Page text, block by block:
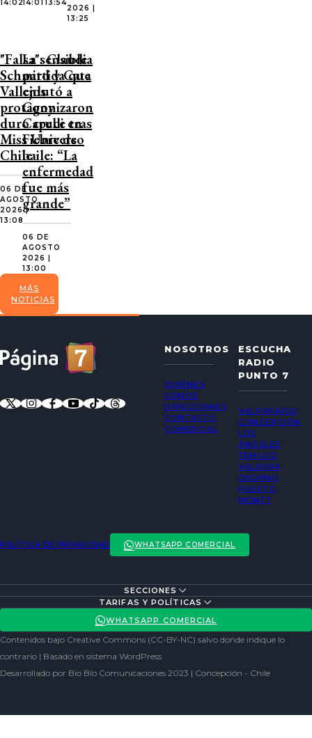
14:0214:01 13:54
2026 |
13:25
"Falsa": Claudia
Schmitd y Cata
Vallejos
protagonizaron
duro cruce tras
Miss Universo
Chile
06 DE
AGOSTO
2026 |
13:08
La sensible
partida que
enlutó a
Cony
Capelli en
Fiebre de
baile: “La
enfermedad
fue más
grande”
06 DE
AGOSTO
2026 |
13:00
MÁS
NOTICIAS
NOSOTROS
QUIÉNES
SOMOS
DIRECCIONES
CONTACTO
COMERCIAL
ESCUCHA
RADIO
PUNTO 7
VALPARAÍSO
CONCEPCIÓN
LOS
ÁNGELES
TEMUCO
VALDIVIA
OSORNO
PUERTO
MONTT
POLÍTICA DE PRIVACIDAD WHATSAPP COMERCIAL
SECCIONES
ACTUALIDAD
REDES SOCIALES
TARIFAS Y POLÍTICAS
POLÍTICA DE PRIVACIDAD
WHATSAPP COMERCIAL
Contenidos bajo Creative Commons (CC-BY-NC) salvo donde indique lo
contrario | Basado en sistema WordPress
Desarrollado por Bío Bío Comunicaciones 2023 | Concepción - Chile